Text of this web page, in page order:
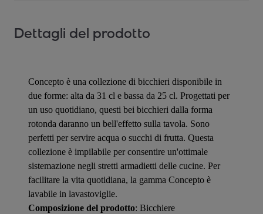
Dettagli del prodotto
Concepto è una collezione di bicchieri disponibile in
due forme: alta da 31 cl e bassa da 25 cl. Progettati per
un uso quotidiano, questi bei bicchieri dalla forma
rotonda daranno un bell'effetto sulla tavola. Sono
perfetti per servire acqua o succhi di frutta. Questa
collezione è impilabile per consentire un'ottimale
sistemazione negli stretti armadietti delle cucine. Per
facilitare la vita quotidiana, la gamma Concepto è
lavabile in lavastoviglie.
Composizione del prodotto: Bicchiere